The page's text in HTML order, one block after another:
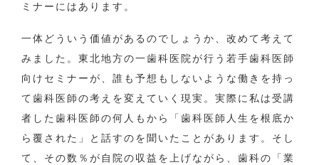
ミナーにはあります。
一体どういう価値があるのでしょうか、改めて考えて
みました。東北地方の一歯科医院が行う若手歯科医師
向けセミナーが、誰も予想もしないような働きを持っ
て歯科医師の考えを変えていく現実。実際に私は受講
者した歯科医師の何人もから「歯科医師人生を根底か
ら覆された」と話すのを聞いたことがあります。そし
て、その数％が自院の収益を上げながら、歯科の「業